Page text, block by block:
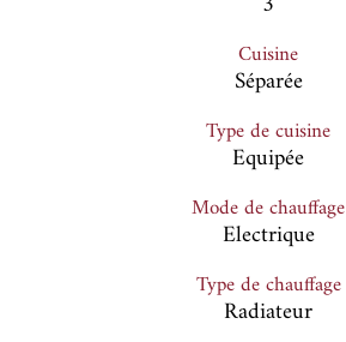
Cuisine
Séparée
Type de cuisine
Equipée
Mode de chauffage
Electrique
Type de chauffage
Radiateur